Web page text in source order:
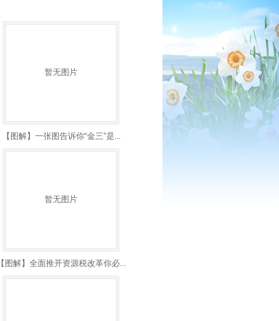
暂无图片
【图解】一张图告诉你“金三”是...
暂无图片
【图解】全面推开资源税改革你必...